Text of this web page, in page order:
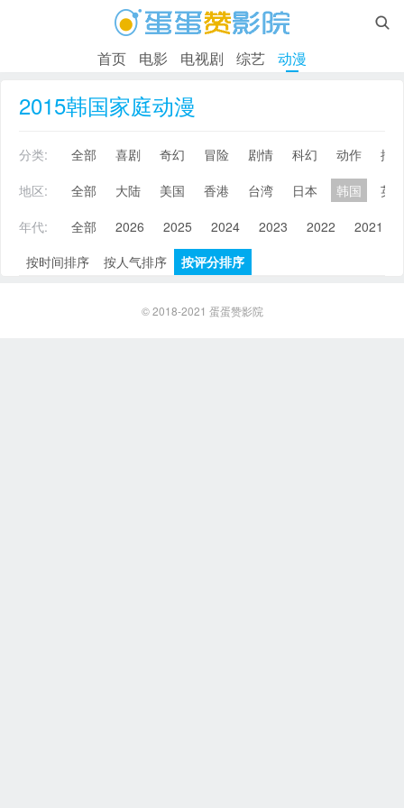

首页 电影 电视剧 综艺 动漫
2015韩国家庭动漫
分类: 全部 喜剧 奇幻 冒险 剧情 科幻 动作
搞
地区:
全部 大陆 美国 香港 台湾 日本 韩国
英
年代:
全部 2026 2025 2024 2023 2022 2021
按时间排序
按人气排序 按评分排序
© 2018-2021 蛋蛋赞影院